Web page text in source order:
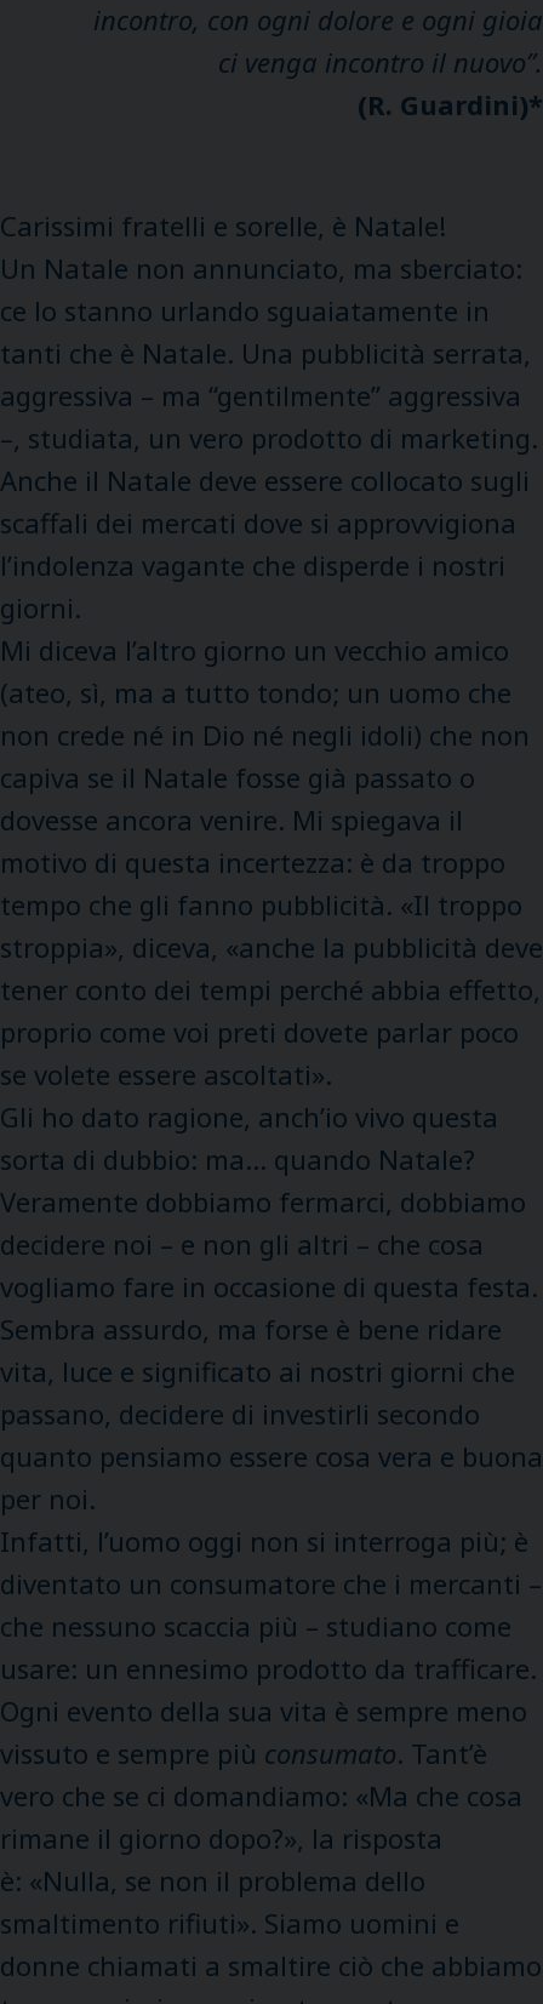
incontro, con ogni dolore e ogni gioia
ci venga incontro il nuovo”.
(R. Guardini)*
Carissimi fratelli e sorelle, è Natale!
Un Natale non annunciato, ma sberciato:
ce lo stanno urlando sguaiatamente in
tanti che è Natale. Una pubblicità serrata,
aggressiva – ma “gentilmente” aggressiva
–, studiata, un vero prodotto di marketing.
Anche il Natale deve essere collocato sugli
scaffali dei mercati dove si approvvigiona
l’indolenza vagante che disperde i nostri
giorni.
Mi diceva l’altro giorno un vecchio amico
(ateo, sì, ma a tutto tondo; un uomo che
non crede né in Dio né negli idoli) che non
capiva se il Natale fosse già passato o
dovesse ancora venire. Mi spiegava il
motivo di questa incertezza: è da troppo
tempo che gli fanno pubblicità. «Il troppo
stroppia», diceva, «anche la pubblicità deve
tener conto dei tempi perché abbia effetto,
proprio come voi preti dovete parlar poco
se volete essere ascoltati».
Gli ho dato ragione, anch’io vivo questa
sorta di dubbio: ma… quando Natale?
Veramente dobbiamo fermarci, dobbiamo
decidere noi – e non gli altri – che cosa
vogliamo fare in occasione di questa festa.
Sembra assurdo, ma forse è bene ridare
vita, luce e significato ai nostri giorni che
passano, decidere di investirli secondo
quanto pensiamo essere cosa vera e buona
per noi.
Infatti, l’uomo oggi non si interroga più; è
diventato un consumatore che i mercanti –
che nessuno scaccia più – studiano come
usare: un ennesimo prodotto da trafficare.
Ogni evento della sua vita è sempre meno
vissuto e sempre più consumato. Tant’è
vero che se ci domandiamo: «Ma che cosa
rimane il giorno dopo?», la risposta
è: «Nulla, se non il problema dello
smaltimento rifiuti». Siamo uomini e
donne chiamati a smaltire ciò che abbiamo